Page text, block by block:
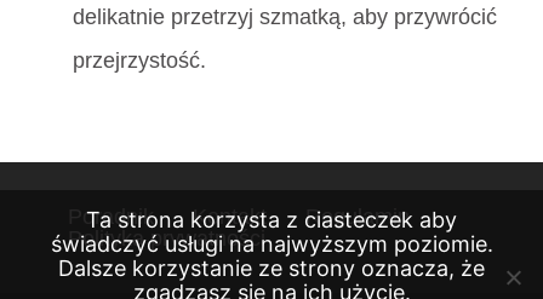
delikatnie przetrzyj szmatką, aby przywrócić
przejrzystość.
Poradnik Kontakt
Regulamin
Polityka prywatności
Ta strona korzysta z ciasteczek aby
świadczyć usługi na najwyższym poziomie.
Dalsze korzystanie ze strony oznacza, że
zgadzasz się na ich użycie.